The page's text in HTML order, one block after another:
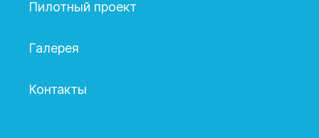
Пилотный проект
Галерея
Контакты